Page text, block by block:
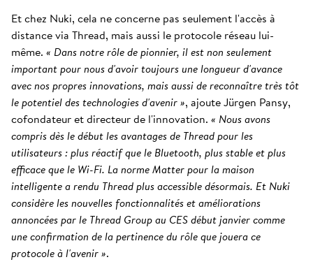
Et chez Nuki, cela ne concerne pas seulement l'accès à
distance via Thread, mais aussi le protocole réseau lui-
même. « Dans notre rôle de pionnier, il est non seulement
important pour nous d'avoir toujours une longueur d'avance
avec nos propres innovations, mais aussi de reconnaître très tôt
le potentiel des technologies d'avenir », ajoute Jürgen Pansy,
cofondateur et directeur de l'innovation. « Nous avons
compris dès le début les avantages de Thread pour les
utilisateurs : plus réactif que le Bluetooth, plus stable et plus
efficace que le Wi-Fi. La norme Matter pour la maison
intelligente a rendu Thread plus accessible désormais. Et Nuki
considère les nouvelles fonctionnalités et améliorations
annoncées par le Thread Group au CES début janvier comme
une confirmation de la pertinence du rôle que jouera ce
protocole à l'avenir ».